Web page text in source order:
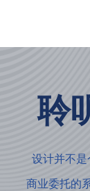
聆
设计并不
商业委托的